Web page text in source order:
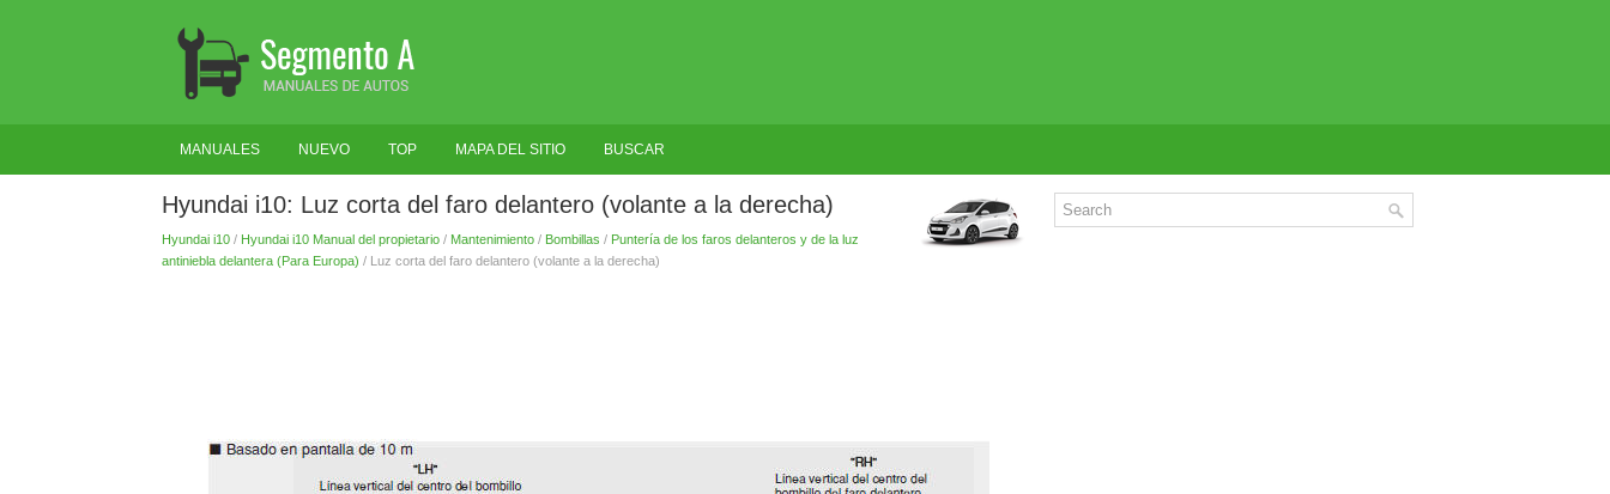
MANUALES NUEVO TOP MAPA DEL SITIO BUSCAR
Hyundai i10: Luz corta del faro delantero (volante a la derecha)
Hyundai i10/ Hyundai i10 Manual del propietario/ Mantenimiento/ Bombillas / Puntería de los faros delanteros y de la luz
antiniebla delantera (Para Europa) / Luz corta del faro delantero (volante a la derecha)